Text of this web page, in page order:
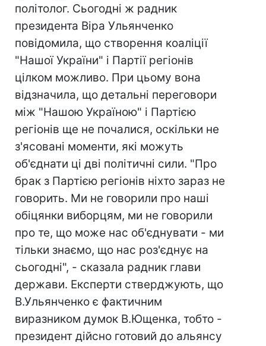
політолог. Сьогодні ж радник
президента Віра Ульянченко
повідомила, що створення коаліції
"Нашої України" і Партії регіонів
цілком можливо. При цьому вона
відзначила, що детальні переговори
між "Нашою Україною" і Партією
регіонів ще не почалися, оскільки не
з'ясовані моменти, які можуть
об'єднати ці дві політичні сили. "Про
брак з Партією регіонів ніхто зараз не
говорить. Ми не говорили про наші
обіцянки виборцям, ми не говорили
про те, що може нас об'єднувати - ми
тільки знаємо, що нас роз'єднує на
сьогодні", - сказала радник глави
держави. Експерти стверджують, що
В.Ульянченко є фактичним
виразником думок В.Ющенка, тобто -
президент дійсно готовий до альянсу